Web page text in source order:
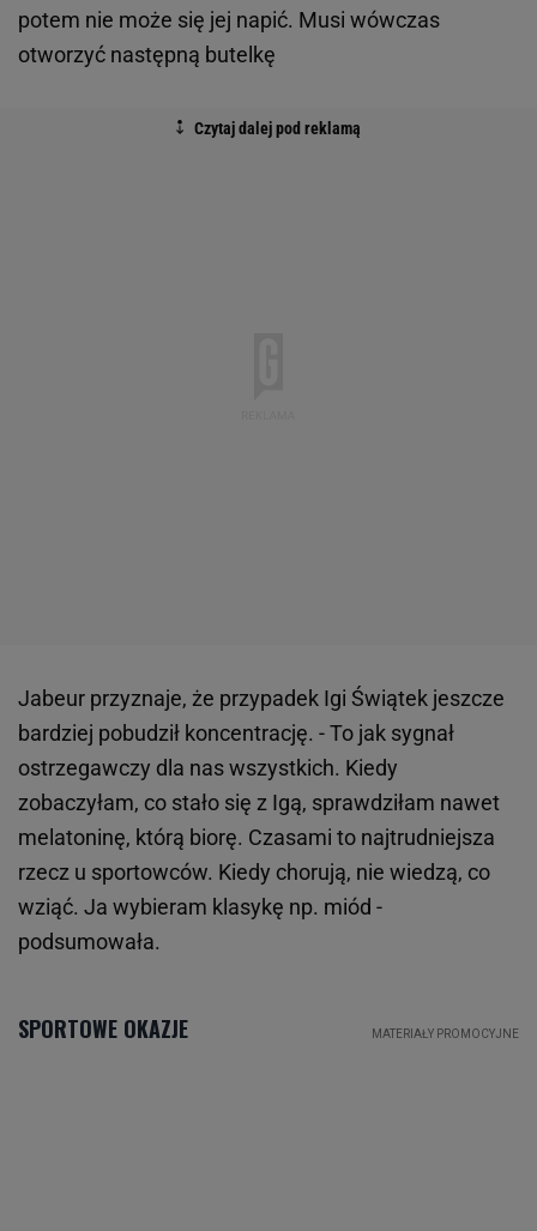
potem nie może się jej napić. Musi wówczas
otworzyć następną butelkę
Jabeur przyznaje, że przypadek Igi Świątek jeszcze
bardziej pobudził koncentrację. - To jak sygnał
ostrzegawczy dla nas wszystkich. Kiedy
zobaczyłam, co stało się z Igą, sprawdziłam nawet
melatoninę, którą biorę. Czasami to najtrudniejsza
rzecz u sportowców. Kiedy chorują, nie wiedzą, co
wziąć. Ja wybieram klasykę np. miód -
podsumowała.